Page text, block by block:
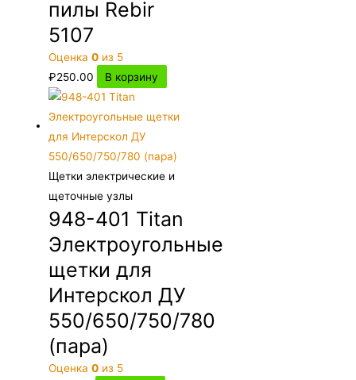
пилы Rebir
5107
Оценка0 из 5
₽250.00 В корзину
Щетки электрические и
щеточные узлы
948-401 Titan
Электроугольные
щетки для
Интерскол ДУ
550/650/750/780
(пара)
Оценка0 из 5